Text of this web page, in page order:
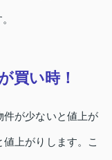
買い時！
件が少ないと値上が
上がりします。こ